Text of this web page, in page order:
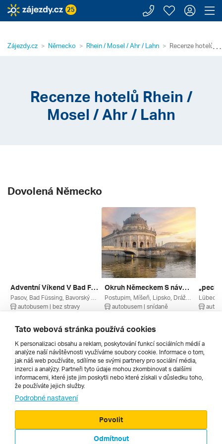
25 Zavolejte
Moje
⋯
Zájezdy.cz Německo Rhein / Mosel / Ahr / Lahn Recenze hotelů
Recenze hotelů Rhein /
Mosel / Ahr / Lahn
Dovolená Německo
Adventní Víkend V Bad Füssing A Vánoční Trhy V Pasově ***
autobusem | bez stravy
4 599 Kč
Okruh Německem S návštěvou Berlína
autobusem | snídaně
6 649 Kč
Všechny
Cestopisy
Tato webová stránka používá cookies
K personalizaci obsahu a reklam, poskytování funkcí sociálních médií a
analýze naší návštěvnosti využíváme soubory cookie. Informace o tom,
jak náš web používáte, sdílíme se svými partnery pro sociální média,
inzerci a analýzy. Partneři tyto údaje mohou zkombinovat s dalšími
informacemi, které jste jim poskytli nebo které získali v důsledku toho,
že používáte jejich služby.
Podrobné nastavení
Odmítnout
Povolit